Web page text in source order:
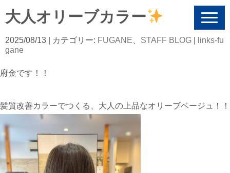
N
i
n
大人オリーブカラー
2025/08/13 | カテゴリー: FUGANE STAFF BLOG
links-fu
gane
府金です！！
髪質改善カラーでつくる、大人の上品なオリーブベージュ！！